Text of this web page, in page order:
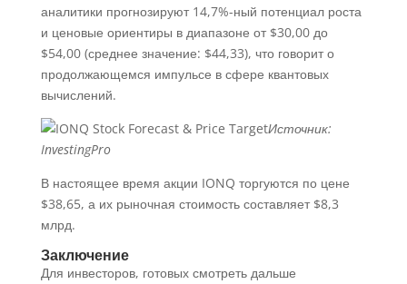
аналитики прогнозируют 14,7%-ный потенциал роста
и ценовые ориентиры в диапазоне от $30,00 до
$54,00 (среднее значение: $44,33), что говорит о
продолжающемся импульсе в сфере квантовых
вычислений.
Источник:
InvestingPro
В настоящее время акции IONQ торгуются по цене
$38,65, а их рыночная стоимость составляет $8,3
млрд.
Заключение
Для инвесторов, готовых смотреть дальше